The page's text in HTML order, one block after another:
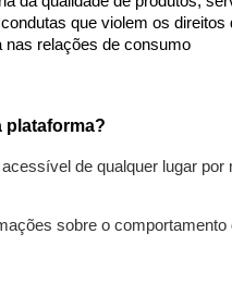
que violem os direitos
nas relações de consumo
plataforma?
de qualquer lugar
sobre o